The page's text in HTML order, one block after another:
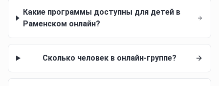
Какие программы доступны для детей в
Раменском онлайн?
Сколько человек в онлайн-группе?